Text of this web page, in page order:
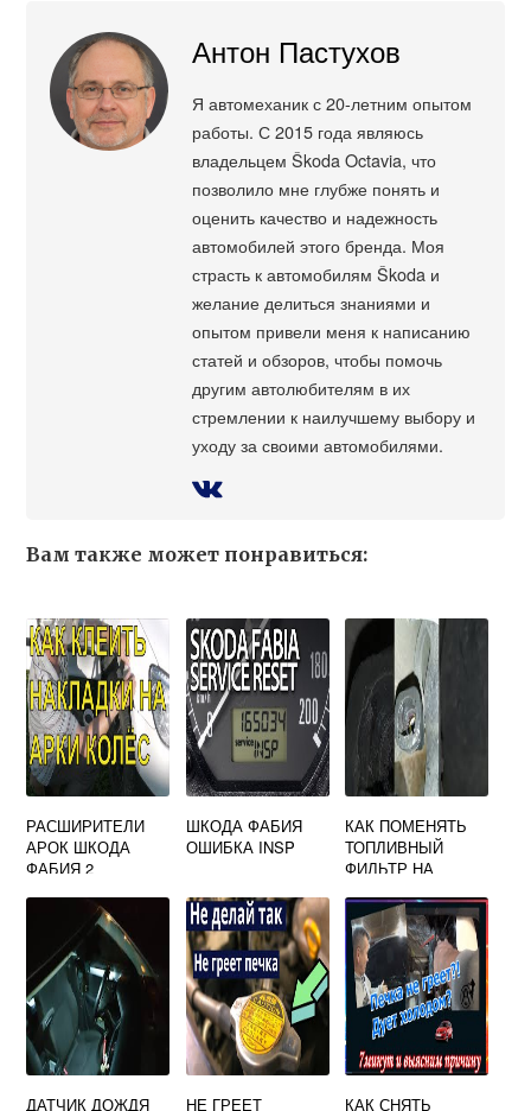
Антон Пастухов
Я автомеханик с 20-летним опытом
работы. С 2015 года являюсь
владельцем Škoda Octavia, что
позволило мне глубже понять и
оценить качество и надежность
автомобилей этого бренда. Моя
страсть к автомобилям Škoda и
желание делиться знаниями и
опытом привели меня к написанию
статей и обзоров, чтобы помочь
другим автолюбителям в их
стремлении к наилучшему выбору и
уходу за своими автомобилями.
Вам также может понравиться:
РАСШИРИТЕЛИ
АРОК ШКОДА
ФАБИЯ 2
ШКОДА ФАБИЯ
ОШИБКА INSP
КАК ПОМЕНЯТЬ
ТОПЛИВНЫЙ
ФИЛЬТР НА
TOUR
ДАТЧИК ДОЖДЯ НЕ ГРЕЕТ КАК СНЯТЬ